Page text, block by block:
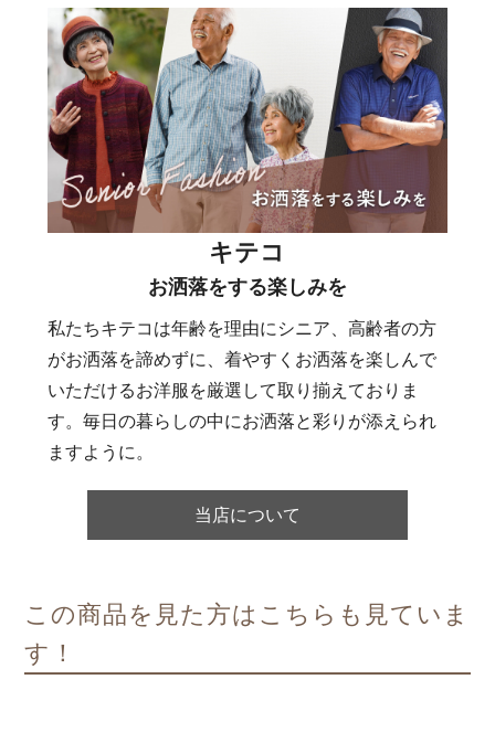
キテコ
お洒落をする楽しみを
私たちキテコは年齢を理由にシニア、高齢者の方
がお洒落を諦めずに、着やすくお洒落を楽しんで
いただけるお洋服を厳選して取り揃えておりま
す。毎日の暮らしの中にお洒落と彩りが添えられ
ますように。
当店について
この商品を見た方はこちらも見ていま
す！